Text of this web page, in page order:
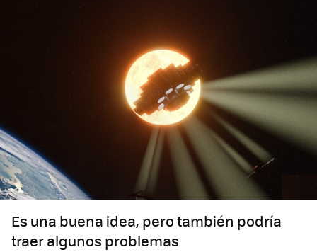
Es una buena idea, pero también podría
traer algunos problemas